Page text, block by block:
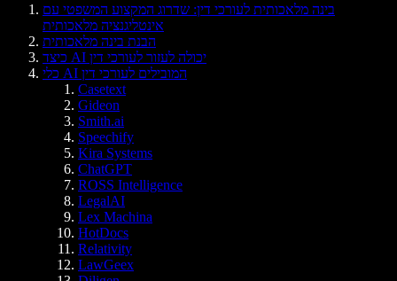
בינה מלאכותית לעורכי דין: שדרוג המקצוע המשפטי עם
אינטליגנציה מלאכותית
הבנת בינה מלאכותית
כיצד AI יכולה לעזור לעורכי דין
כלי AI המובילים לעורכי דין
Casetext
Gideon
Smith.ai
Speechify
Kira Systems
ChatGPT
ROSS Intelligence
LegalAI
Lex Machina
HotDocs
Relativity
LawGeex